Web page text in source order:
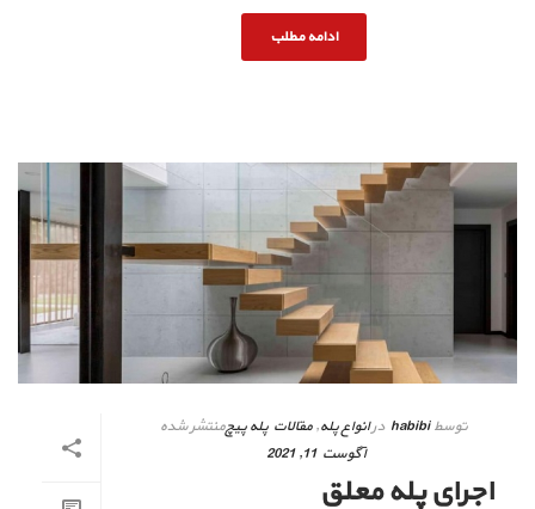
ادامه مطلب
توسط habibi درانواع پله,مقالات پله پیچمنتشر شده
آگوست 11, 2021
اجرای پله معلق